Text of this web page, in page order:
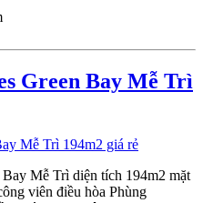
Green Bay Mễ Trì
Mễ Trì diện tích 194m2 mặt
viên điều hòa Phùng